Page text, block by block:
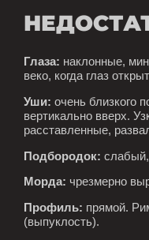
Глаза: наклонные,
веко, когда глаз
Уши: очень близкого
вертикально вверх.
расставленные,
Подбородок: слабый,
Морда: чрезмерно
Профиль: прямой.
(выпуклость).